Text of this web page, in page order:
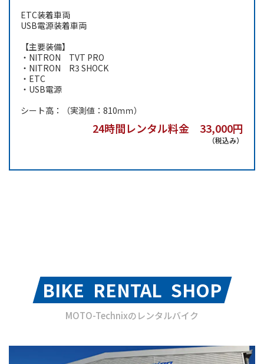
ETC装着車両
USB電源装着車両
【主要装備】
・NITRON TVT PRO
・NITRON R3 SHOCK
・ETC
・USB電源
シート高：（実測値：810ｍｍ）
24時間レンタル料金 33,000円
（税込み）
BIKE RENTAL SHOP
MOTO-Technixのレンタルバイク